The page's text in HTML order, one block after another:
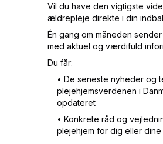
Vil du have den vigtigste
ældrepleje direkte i din
Én gang om måneden
med aktuel og værdifuld
Du får:
•⁠ De seneste nyheder og
plejehjemsverdenen i
opdateret
•⁠ Konkrete råd og
plejehjem for dig eller